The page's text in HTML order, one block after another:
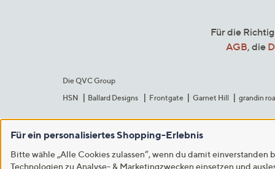
Für die
AGB, die
Die QVC Group
HSN
Ballard Designs Frontgate Garnet Hill grandin
Für ein personalisiertes Shopping-Erlebnis
Bitte wähle „Alle Cookies zulassen“, wenn du damit
Technologien zu Analyse- & Marketingzwecken einsetzen und